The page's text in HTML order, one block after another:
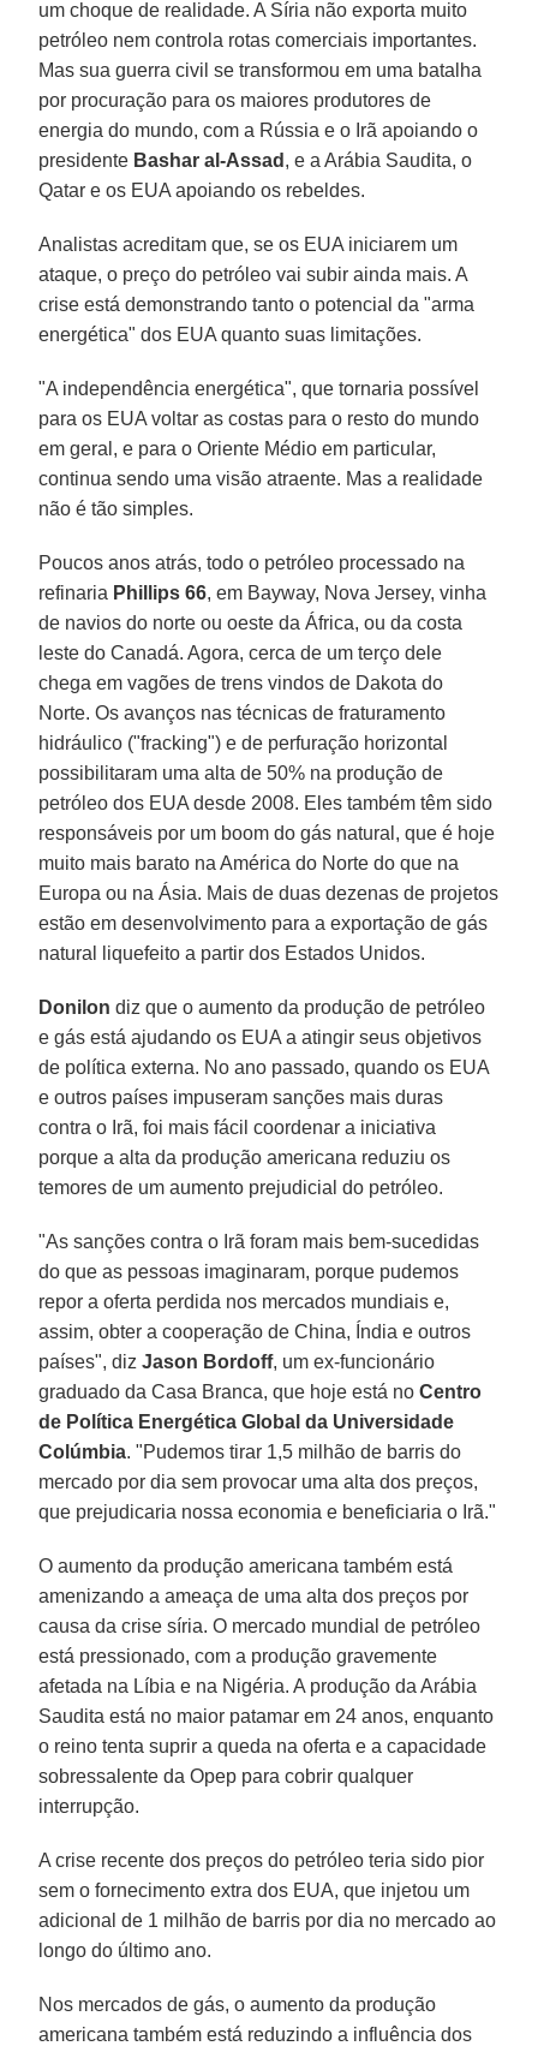
um choque de realidade. A Síria não exporta muito
petróleo nem controla rotas comerciais importantes.
Mas sua guerra civil se transformou em uma batalha
por procuração para os maiores produtores de
energia do mundo, com a Rússia e o Irã apoiando o
presidente Bashar al-Assad , e a Arábia Saudita, o
Qatar e os EUA apoiando os rebeldes.
Analistas acreditam que, se os EUA iniciarem um
ataque, o preço do petróleo vai subir ainda mais. A
crise está demonstrando tanto o potencial da "arma
energética" dos EUA quanto suas limitações.
"A independência energética", que tornaria possível
para os EUA voltar as costas para o resto do mundo
em geral, e para o Oriente Médio em particular,
continua sendo uma visão atraente. Mas a realidade
não é tão simples.
Poucos anos atrás, todo o petróleo processado na
refinaria Phillips 66, em Bayway, Nova Jersey, vinha
de navios do norte ou oeste da África, ou da costa
leste do Canadá. Agora, cerca de um terço dele
chega em vagões de trens vindos de Dakota do
Norte. Os avanços nas técnicas de fraturamento
hidráulico ("fracking") e de perfuração horizontal
possibilitaram uma alta de 50% na produção de
petróleo dos EUA desde 2008. Eles também têm sido
responsáveis por um boom do gás natural, que é hoje
muito mais barato na América do Norte do que na
Europa ou na Ásia. Mais de duas dezenas de projetos
estão em desenvolvimento para a exportação de gás
natural liquefeito a partir dos Estados Unidos.
Donilon diz que o aumento da produção de petróleo
e gás está ajudando os EUA a atingir seus objetivos
de política externa. No ano passado, quando os EUA
e outros países impuseram sanções mais duras
contra o Irã, foi mais fácil coordenar a iniciativa
porque a alta da produção americana reduziu os
temores de um aumento prejudicial do petróleo.
"As sanções contra o Irã foram mais bem-sucedidas
do que as pessoas imaginaram, porque pudemos
repor a oferta perdida nos mercados mundiais e,
assim, obter a cooperação de China, Índia e outros
países", dizJason Bordoff, um ex-funcionário
graduado da Casa Branca, que hoje está noCentro
de Política Energética Global da Universidade
Colúmbia. "Pudemos tirar 1,5 milhão de barris do
mercado por dia sem provocar uma alta dos preços,
que prejudicaria nossa economia e beneficiaria o Irã."
O aumento da produção americana também está
amenizando a ameaça de uma alta dos preços por
causa da crise síria. O mercado mundial de petróleo
está pressionado, com a produção gravemente
afetada na Líbia e na Nigéria. A produção da Arábia
Saudita está no maior patamar em 24 anos, enquanto
o reino tenta suprir a queda na oferta e a capacidade
sobressalente da Opep para cobrir qualquer
interrupção.
A crise recente dos preços do petróleo teria sido pior
sem o fornecimento extra dos EUA, que injetou um
adicional de 1 milhão de barris por dia no mercado ao
longo do último ano.
Nos mercados de gás, o aumento da produção
americana também está reduzindo a influência dos